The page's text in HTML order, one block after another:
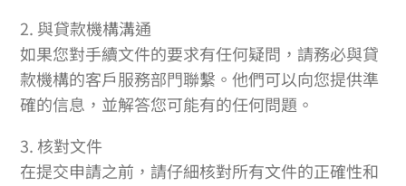
2. 與貸款機構溝通
如果您對手續文件的要求有任何疑問，請務必與貸
款機構的客戶服務部門聯繫。他們可以向您提供準
確的信息，並解答您可能有的任何問題。
3. 核對文件
在提交申請之前，請仔細核對所有文件的正確性和